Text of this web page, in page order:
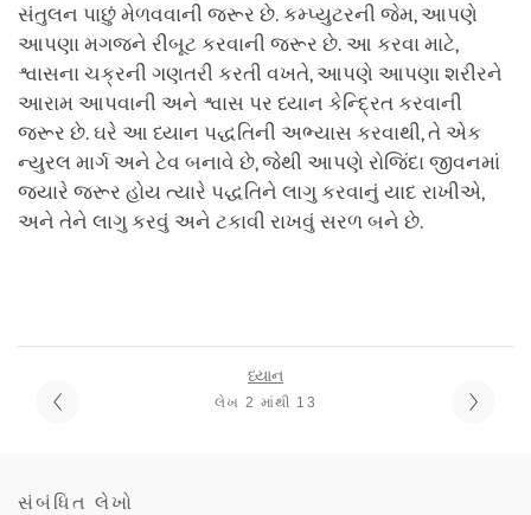
સંતુલન પાછું મેળવવાની જરૂર છે. કમ્પ્યુટરની જેમ, આપણે
આપણા મગજને રીબૂટ કરવાની જરૂર છે. આ કરવા માટે,
શ્વાસના ચક્રની ગણતરી કરતી વખતે, આપણે આપણા શરીરને
આરામ આપવાની અને શ્વાસ પર ધ્યાન કેન્દ્રિત કરવાની
જરૂર છે. ઘરે આ ધ્યાન પદ્ધતિની અભ્યાસ કરવાથી, તે એક
ન્યુરલ માર્ગ અને ટેવ બનાવે છે, જેથી આપણે રોજિંદા જીવનમાં
જ્યારે જરૂર હોય ત્યારે પદ્ધતિને લાગુ કરવાનું યાદ રાખીએ,
અને તેને લાગુ કરવું અને ટકાવી રાખવું સરળ બને છે.
ધ્યાન
લેખ 2 માંથી 13
સંબંધિત લેખો